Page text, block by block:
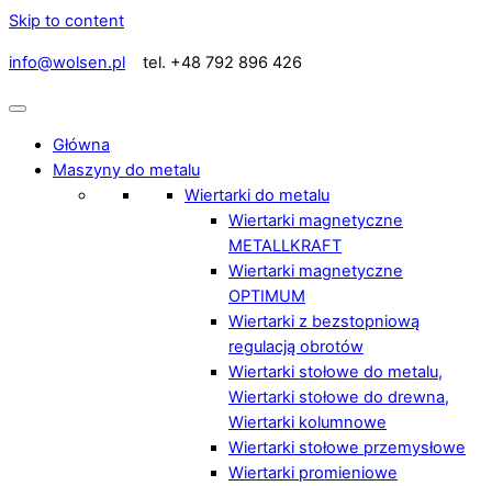
Skip to content
info@wolsen.pl tel. +48 792 896 426
Główna
Maszyny do metalu
Wiertarki do metalu
Wiertarki magnetyczne
METALLKRAFT
Wiertarki magnetyczne
OPTIMUM
Wiertarki z bezstopniową
regulacją obrotów
Wiertarki stołowe do metalu,
Wiertarki stołowe do drewna,
Wiertarki kolumnowe
Wiertarki stołowe przemysłowe
Wiertarki promieniowe